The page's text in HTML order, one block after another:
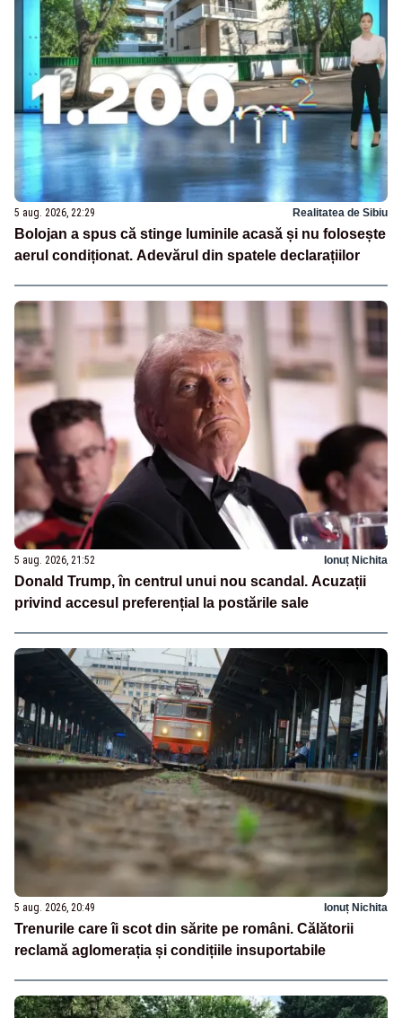
5 aug. 2026, 22:29 Realitatea de Sibiu
Bolojan a spus că stinge luminile acasă și nu folosește
aerul condiționat. Adevărul din spatele declarațiilor
5 aug. 2026, 21:52 Ionuț Nichita
Donald Trump, în centrul unui nou scandal. Acuzații
privind accesul preferențial la postările sale
5 aug. 2026, 20:49 Ionuț Nichita
Trenurile care îi scot din sărite pe români. Călătorii
reclamă aglomerația și condițiile insuportabile